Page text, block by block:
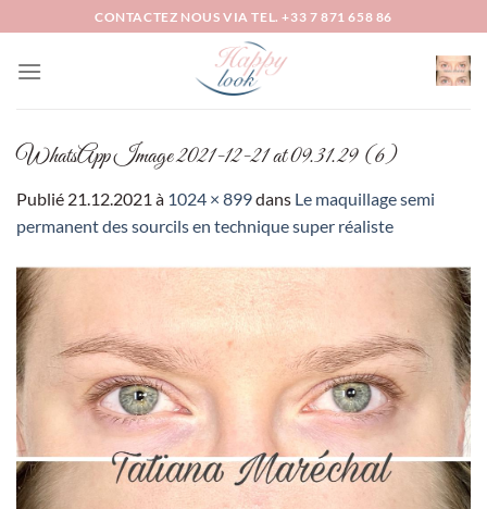
au
contenu
CONTACTEZ NOUS VIA TEL. +33 7 871 658 86
WhatsApp Image 2021-12-21 at 09.31.29 (6)
Publié 21.12.2021 à 1024 × 899dans Le maquillage semi
permanent des sourcils en technique super réaliste